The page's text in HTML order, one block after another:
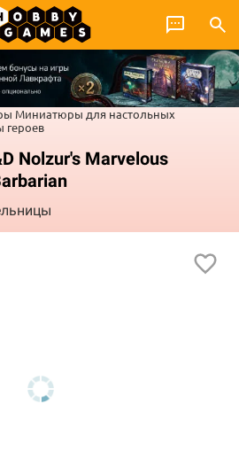
Миниатюры для настольных
Nolzur's Marvelous